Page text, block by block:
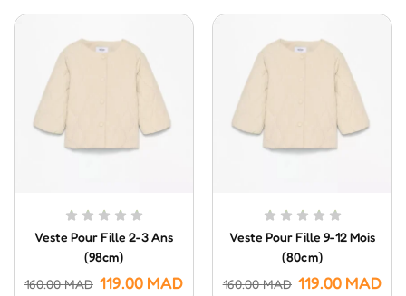
Veste Pour Fille 2-3 Ans
(98cm)
160.00MAD 119.00 MAD
Veste Pour Fille 9-12 Mois
(80cm)
160.00MAD 119.00 MAD